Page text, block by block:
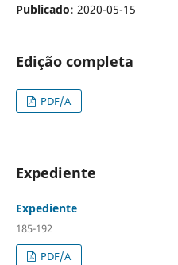
Publicado: 2020-05-15
Edição completa
PDF/A
Expediente
Expediente
185-192
PDF/A